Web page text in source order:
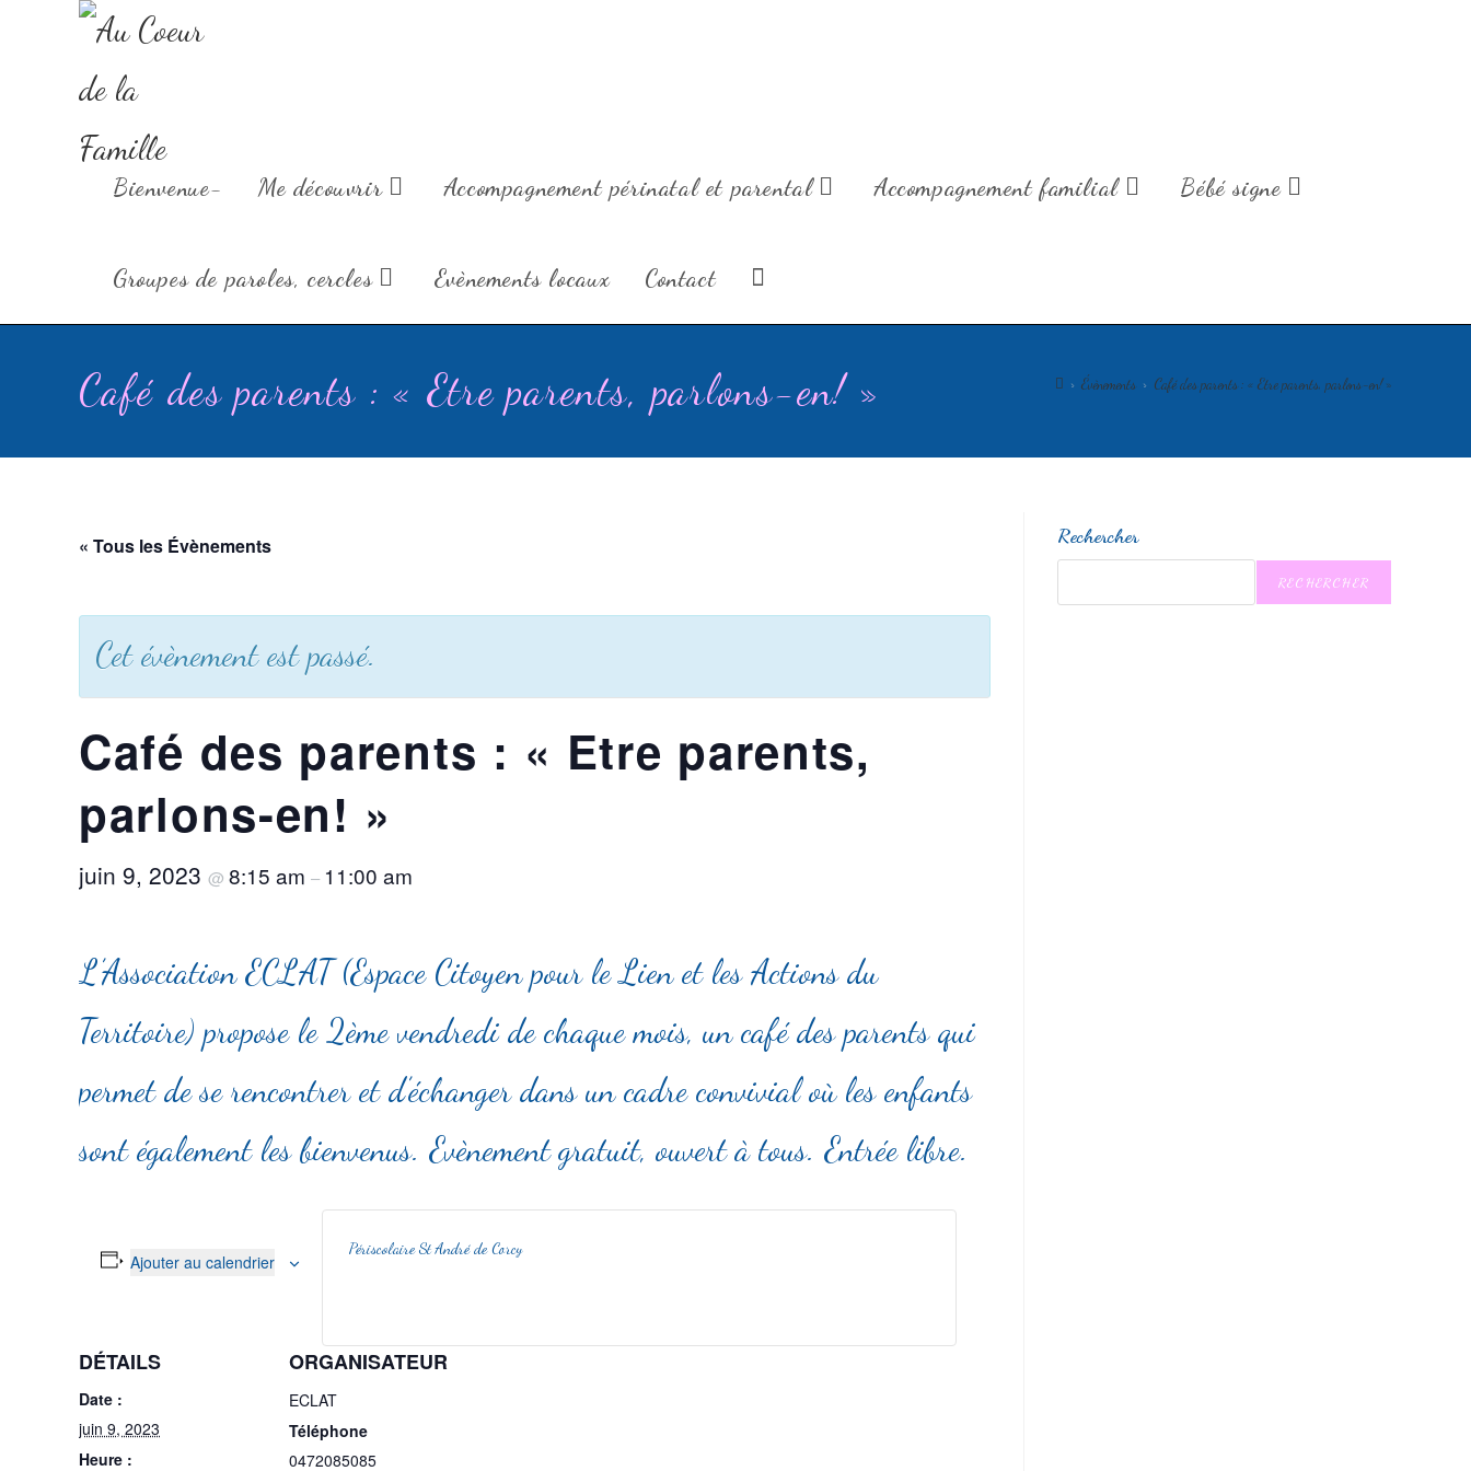
Bienvenue- Me découvrir Accompagnement périnatal et parental Accompagnement familial Bébé signe
Groupes de paroles, cercles Evènements locaux Contact
Café des parents : « Etre parents, parlons-en! » > Évènements > Café des parents : « Etre parents, parlons-en! »
« Tous les Évènements
Cet évènement est passé.
Café des parents : « Etre parents,
parlons-en! »
juin 9, 2023 @ 8:15 am – 11:00 am
L’Association ECLAT (Espace Citoyen pour le Lien et les Actions du
Territoire) propose le 2ème vendredi de chaque mois, un café des parents qui
permet de se rencontrer et d’échanger dans un cadre convivial où les enfants
sont également les bienvenus. Evènement gratuit, ouvert à tous. Entrée libre.
Ajouter au calendrier
DÉTAILS
Date :
juin 9, 2023
Heure :
ORGANISATEUR
ECLAT
Téléphone
0472085085
Périscolaire St André de Corcy
Rechercher
RECHERCHER